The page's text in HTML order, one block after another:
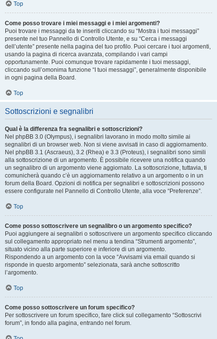
Top
Come posso trovare i miei messaggi e i miei argomenti?
Puoi trovare i messaggi da te inseriti cliccando su “Mostra i tuoi messaggi”
presente nel tuo Pannello di Controllo Utente, e su “Cerca i messaggi
dell’utente” presente nella pagina del tuo profilo. Puoi cercare i tuoi argomenti,
usando la pagina di ricerca avanzata, compilando i vari campi
opportunamente. Puoi comunque trovare rapidamente i tuoi messaggi,
cliccando sull’omonima funzione “I tuoi messaggi”, generalmente disponibile
in ogni pagina della Board.
Top
Sottoscrizioni e segnalibri
Qual è la differenza fra segnalibri e sottoscrizioni?
Nel phpBB 3.0 (Olympus), i segnalibri lavorano in modo molto simile ai
segnalibri di un browser web. Non si viene avvisati in caso di aggiornamento.
Nel phpBB 3.1 (Ascraeus), 3.2 (Rhea) e 3.3 (Proteus), i segnalibri sono simili
alla sottoscrizione di un argomento. È possibile ricevere una notifica quando
un segnalibro di un argomento viene aggiornato. La sottoscrizione, tuttavia, ti
comunicherà quando c’è un aggiornamento relativo a un argomento o in un
forum della Board. Opzioni di notifica per segnalibri e sottoscrizioni possono
essere configurate nel Pannello di Controllo Utente, alla voce “Preferenze”.
Top
Come posso sottoscrivere un segnalibro o un argomento specifico?
Puoi aggiungere ai segnalibri o sottoscrivere un argomento specifico cliccando
sul collegamento appropriato nel menu a tendina “Strumenti argomento”,
situato vicino alla parte superiore e inferiore di un argomento.
Rispondendo a un argomento con la voce “Avvisami via email quando si
risponde in questo argomento” selezionata, sarà anche sottoscritto
l’argomento.
Top
Come posso sottoscrivere un forum specifico?
Per sottoscrivere un forum specifico, fare click sul collegamento “Sottoscrivi
forum”, in fondo alla pagina, entrando nel forum.